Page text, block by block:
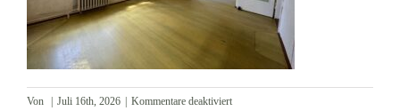
AKTUELLES
KONTAKT
Von Juli 16th, 2026 Kommentare deaktiviertfür